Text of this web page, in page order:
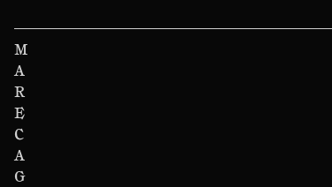
M
A
R
E
C
A
G